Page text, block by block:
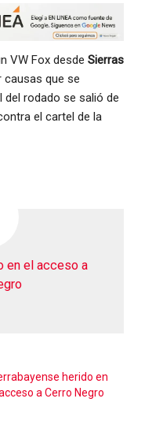
VW Fox desde Sierras
causas que se
rodado se salió de
el cartel de la
en el acceso a
herido en
a Cerro Negro